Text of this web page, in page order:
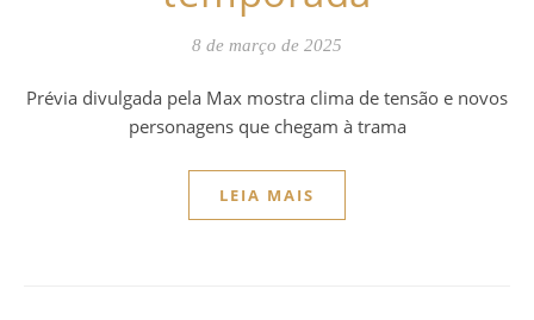
8 de março de 2025
Prévia divulgada pela Max mostra clima de tensão e novos
personagens que chegam à trama
LEIA MAIS